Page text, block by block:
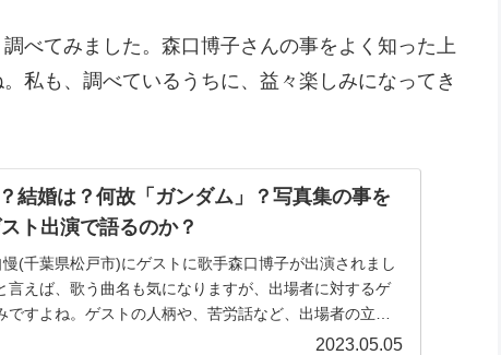
べてみました。森口博子さんの事をよく知った上
私も、調べているうちに、益々楽しみになってき
結婚は？何故「ガンダム」？写真集の事を
ト出演で語るのか？
(千葉県松戸市)にゲストに歌手森口博子が出演されまし
言えば、歌う曲名も気になりますが、出場者に対するゲ
ですよね。ゲストの人柄や、苦労話など、出場者の立場
2023.05.05